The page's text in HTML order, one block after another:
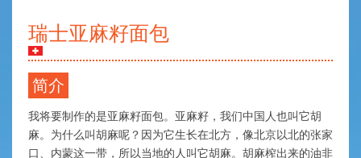
瑞士亚麻籽面包
简介
我将要制作的是亚麻籽面包。亚麻籽，我们中国人也叫它胡
麻。为什么叫胡麻呢？因为它生长在北方，像北京以北的张家
口、内蒙这一带，所以当地的人叫它胡麻。胡麻榨出来的油非